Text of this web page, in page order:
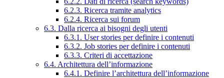
6.2.3. Ricerca tramite analytics
6.2.4. Ricerca sui forum
6.3. Dalla ricerca ai bisogni degli utenti
6.3.1. User stories per definire i contenuti
6.3.2. Job stories per definire i contenuti
6.3.3. Criteri di accettazione
6.4. Architettura dell’informazione
6.4.1. Definire l’architettura dell’informazione